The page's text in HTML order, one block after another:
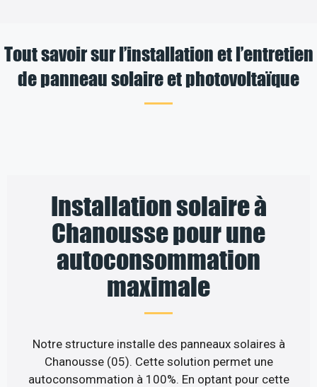
Tout savoir sur l’installation et l’entretien
de panneau solaire et photovoltaïque
Installation solaire à
Chanousse pour une
autoconsommation
maximale
Notre structure installe des panneaux solaires à
Chanousse (05). Cette solution permet une
autoconsommation à 100%. En optant pour cette